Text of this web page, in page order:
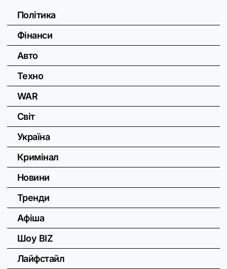
Політика
Фінанси
Авто
Техно
WAR
Світ
Україна
Кримінал
Новини
Тренди
Афіша
Шоу BIZ
Лайфстайл